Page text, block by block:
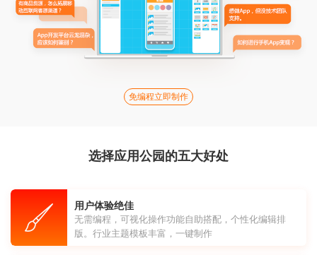
免编程立即制作
选择应用公园的五大好处
用户体验绝佳
无需编程，可视化操作功能自助搭配，个性化编辑排
版。行业主题模板丰富，一键制作